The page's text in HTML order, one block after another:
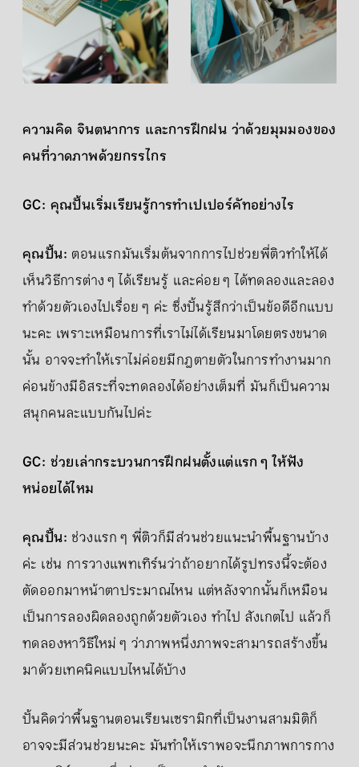
ความคิด จินตนาการ และการฝึกฝน ว่าด้วยมุมมองของ
คนที่วาดภาพด้วยกรรไกร
GC: คุณปั้นเริ่มเรียนรู้การทำเปเปอร์คัทอย่างไร
คุณปั้น: ตอนแรกมันเริ่มต้นจากการไปช่วยพี่ติวทำให้ได้
เห็นวิธีการต่าง ๆ ได้เรียนรู้ และค่อย ๆ ได้ทดลองและลอง
ทำด้วยตัวเองไปเรื่อย ๆ ค่ะ ซึ่งปั้นรู้สึกว่าเป็นข้อดีอีกแบบ
นะคะ เพราะเหมือนการที่เราไม่ได้เรียนมาโดยตรงขนาด
นั้น อาจจะทำให้เราไม่ค่อยมีกฎตายตัวในการทำงานมาก
ค่อนข้างมีอิสระที่จะทดลองได้อย่างเต็มที่ มันก็เป็นความ
สนุกคนละแบบกันไปค่ะ
GC: ช่วยเล่ากระบวนการฝึกฝนตั้งแต่แรก ๆ ให้ฟัง
หน่อยได้ไหม
คุณปั้น: ช่วงแรก ๆ พี่ติวก็มีส่วนช่วยแนะนำพื้นฐานบ้าง
ค่ะ เช่น การวางแพทเทิร์นว่าถ้าอยากได้รูปทรงนี้จะต้อง
ตัดออกมาหน้าตาประมาณไหน แต่หลังจากนั้นก็เหมือน
เป็นการลองผิดลองถูกด้วยตัวเอง ทำไป สังเกตไป แล้วก็
ทดลองหาวิธีใหม่ ๆ ว่าภาพหนึ่งภาพจะสามารถสร้างขึ้น
มาด้วยเทคนิคแบบไหนได้บ้าง
ปั้นคิดว่าพื้นฐานตอนเรียนเซรามิกที่เป็นงานสามมิติก็
อาจจะมีส่วนช่วยนะคะ มันทำให้เราพอจะนึกภาพการกาง